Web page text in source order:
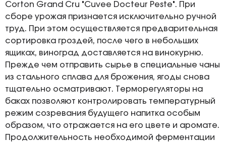
Corton Grand Cru "Cuvee Docteur Peste". При
сборе урожая признается исключительно ручной
труд. При этом осуществляется предварительная
сортировка гроздей, после чего в небольших
ящиках, виноград доставляется на винокурню.
Прежде чем отправить сырье в специальные чаны
из стального сплава для брожения, ягоды снова
тщательно осматривают. Терморегуляторы на
баках позволяют контролировать температурный
режим созревания будущего напитка особым
образом, что отражается на его цвете и аромате.
Продолжительность необходимой ферментации